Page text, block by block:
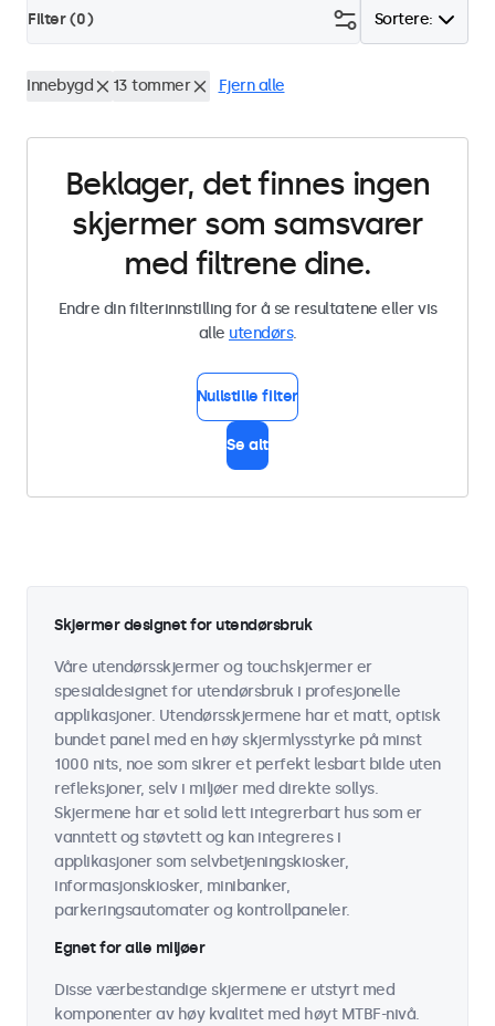
Sortere:
Filter (0)
Innebygd 13 tommer Fjern alle
Beklager, det finnes ingen
skjermer som samsvarer
med filtrene dine.
Endre din filterinnstilling for å se resultatene eller vis
alle utendørs.
Nullstille filter
Se alt
Skjermer designet for utendørsbruk
Våre utendørsskjermer og touchskjermer er
spesialdesignet for utendørsbruk i profesjonelle
applikasjoner. Utendørsskjermene har et matt, optisk
bundet panel med en høy skjermlysstyrke på minst
1000 nits, noe som sikrer et perfekt lesbart bilde uten
refleksjoner, selv i miljøer med direkte sollys.
Skjermene har et solid lett integrerbart hus som er
vanntett og støvtett og kan integreres i
applikasjoner som selvbetjeningskiosker,
informasjonskiosker, minibanker,
parkeringsautomater og kontrollpaneler.
Egnet for alle miljøer
Disse værbestandige skjermene er utstyrt med
komponenter av høy kvalitet med høyt MTBF-nivå.